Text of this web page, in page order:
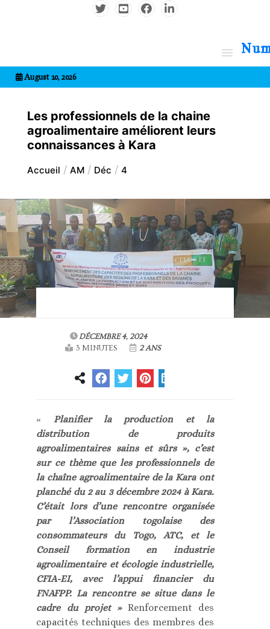
August 10, 2026
Les professionnels de la chaine
agroalimentaire améliorent leurs
connaissances à Kara
Accueil AM Déc 4
DÉCEMBRE 4, 2024
3 MINUTES
2 ANS
« Planifier la production et la
distribution de produits
agroalimentaires sains et sûrs », c’est
sur ce thème que les professionnels de
la chaîne agroalimentaire de la Kara ont
planché du 2 au 3 décembre 2024 à Kara.
C’était lors d’une rencontre organisée
par l’Association togolaise des
consommateurs du Togo, ATC, et le
Conseil formation en industrie
agroalimentaire et écologie industrielle,
CFIA-EI, avec l’appui financier du
FNAFPP. La rencontre se situe dans le
cadre du projet » Renforcement des
capacités techniques des membres des